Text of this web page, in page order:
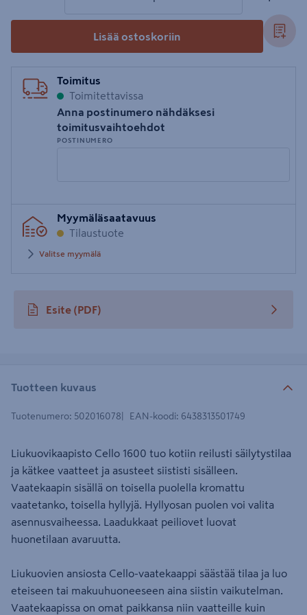
Lisää ostoskoriin
Toimitus
Toimitettavissa
Anna postinumero nähdäksesi
toimitusvaihtoehdot
POSTINUMERO
postinumero
Myymäläsaatavuus
Tilaustuote
Valitse myymälä
Esite (PDF)
avautuu uuteen välilehteen
Tuotteen kuvaus
Tuotenumero: 502016078 EAN-koodi: 6438313501749
Liukuovikaapisto Cello 1600 tuo kotiin reilusti säilytystilaa
ja kätkee vaatteet ja asusteet siististi sisälleen.
Vaatekaapin sisällä on toisella puolella kromattu
vaatetanko, toisella hyllyjä. Hyllyosan puolen voi valita
asennusvaiheessa. Laadukkaat peiliovet luovat
huonetilaan avaruutta.
Liukuovien ansiosta Cello-vaatekaappi säästää tilaa ja luo
eteiseen tai makuuhuoneeseen aina siistin vaikutelman.
Vaatekaapissa on omat paikkansa niin vaatteille kuin